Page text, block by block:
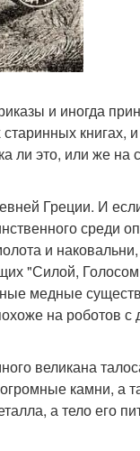
и иногда
книгах,
ли это, или же на
Греции. И
среди
и
"Силой,
медные
на роботов
великана
камни, а
а тело его